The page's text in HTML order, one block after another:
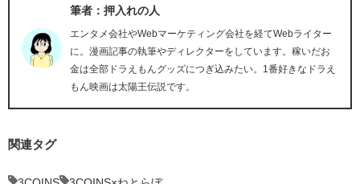
筆者：押入れの人
エンタメ会社やWebマーケティング会社を経てWebライター
に。漫画記事の執筆やディレクターをしています。稼いだお
金は全部ドラえもんグッズにつぎ込みたい。1番好きなドラえ
もん映画は太陽王伝説です。
関連タグ